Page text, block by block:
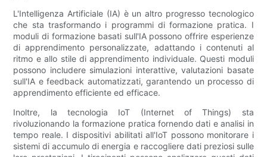
L'Intelligenza Artificiale (IA) è un altro progresso tecnologico
che sta trasformando i programmi di formazione pratica. I
moduli di formazione basati sull'IA possono offrire esperienze
di apprendimento personalizzate, adattando i contenuti al
ritmo e allo stile di apprendimento individuale. Questi moduli
possono includere simulazioni interattive, valutazioni basate
sull'IA e feedback automatizzati, garantendo un processo di
apprendimento efficiente ed efficace.
Inoltre, la tecnologia IoT (Internet of Things) sta
rivoluzionando la formazione pratica fornendo dati e analisi in
tempo reale. I dispositivi abilitati all'IoT possono monitorare i
sistemi di accumulo di energia e raccogliere dati preziosi sulle